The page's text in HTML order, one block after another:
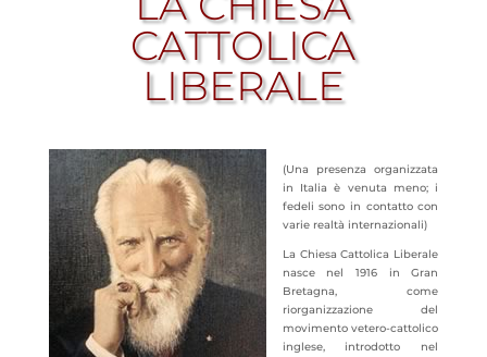
CATTOLICA
LIBERALE
(Una presenza organizzata
in Italia è venuta meno; i
fedeli sono in contatto con
varie realtà internazionali)
La Chiesa Cattolica Liberale
nasce nel 1916 in Gran
Bretagna, come
riorganizzazione del
movimento vetero-cattolico
inglese, introdotto nel